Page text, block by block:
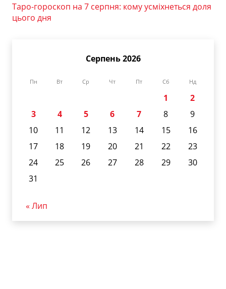
Таро-гороскоп на 7 серпня: кому усміхнеться доля
цього дня
Серпень 2026
Пн Вт Ср Чт Пт Сб Нд
1
2
3
4 5 6 7 8
9
10
11 12 13 14 15
16
17
18 19 20 21 22
23
24
25 26 27 28 29
30
31
« Лип